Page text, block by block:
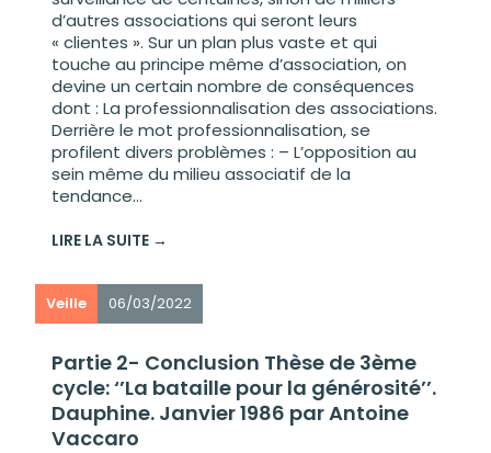
d’autres associations qui seront leurs
« clientes ». Sur un plan plus vaste et qui
touche au principe même d’association, on
devine un certain nombre de conséquences
dont : La professionnalisation des associations.
Derrière le mot professionnalisation, se
profilent divers problèmes : – L’opposition au
sein même du milieu associatif de la
tendance...
LIRE LA SUITE →
Veille 06/03/2022
Partie 2- Conclusion Thèse de 3ème
cycle: ‘’La bataille pour la générosité’’.
Dauphine. Janvier 1986 par Antoine
Vaccaro